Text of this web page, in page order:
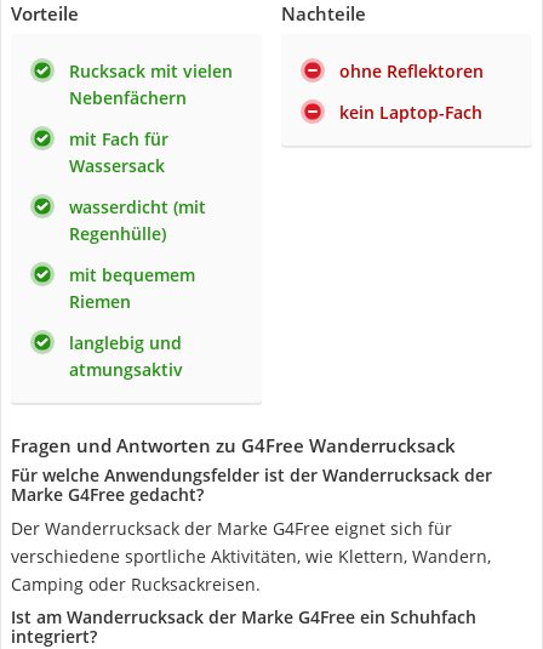
Vorteile
Rucksack mit vielen
Nebenfächern
mit Fach für
Wassersack
wasserdicht (mit
Regenhülle)
mit bequemem
Riemen
langlebig und
atmungsaktiv
Nachteile
ohne Reflektoren
kein Laptop-Fach
Fragen und Antworten zu G4Free Wanderrucksack
Für welche Anwendungsfelder ist der Wanderrucksack der
Marke G4Free gedacht?
Der Wanderrucksack der Marke G4Free eignet sich für
verschiedene sportliche Aktivitäten, wie Klettern, Wandern,
Camping oder Rucksackreisen.
Ist am Wanderrucksack der Marke G4Free ein Schuhfach
integriert?